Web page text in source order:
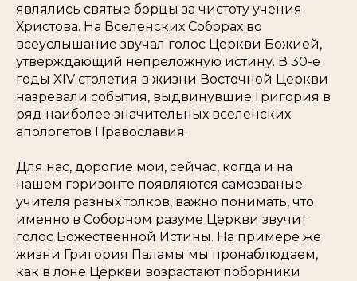
являлись святые борцы за чистоту учения
Христова. На Вселенских Соборах во
всеуслышание звучал голос Церкви Божией,
утверждающий непреложную истину. В 30-е
годы XIV столетия в жизни Восточной Церкви
назревали события, выдвинувшие Григория в
ряд наиболее значительных вселенских
апологетов Православия.
Для нас, дорогие мои, сейчас, когда и на
нашем горизонте появляются самозваные
учителя разных толков, важно понимать, что
именно в Соборном разуме Церкви звучит
голос Божественной Истины. На примере же
жизни Григория Паламы мы пронаблюдаем,
как в лоне Церкви возрастают поборники